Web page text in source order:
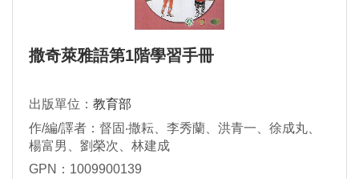
撒奇萊雅語第1階學習手冊
出版單位： 教育部
作/編/譯者：督固‧撒耘、李秀蘭、洪青一、徐成丸、
楊富男、劉榮次、林建成
GPN：1009900139